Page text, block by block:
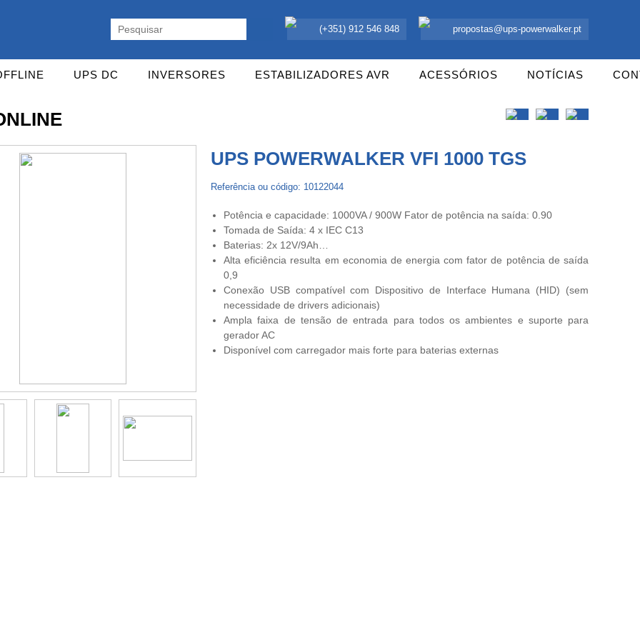
(+351) 912 546 848 propostas@ups-powerwalker.pt
UPS DC INVERSORES ESTABILIZADORES AVR ACESSÓRIOS NOTÍCIAS
UPS POWERWALKER VFI 1000 TGS
Referência ou código: 10122044
Potência e capacidade: 1000VA / 900W Fator de potência na saída: 0.90
Tomada de Saída: 4 x IEC C13
Baterias: 2x 12V/9Ah…
Alta eficiência resulta em economia de energia com fator de potência de saída
0,9
Conexão USB compatível com Dispositivo de Interface Humana (HID) (sem
necessidade de drivers adicionais)
Ampla faixa de tensão de entrada para todos os ambientes e suporte para
gerador AC
Disponível com carregador mais forte para baterias externas